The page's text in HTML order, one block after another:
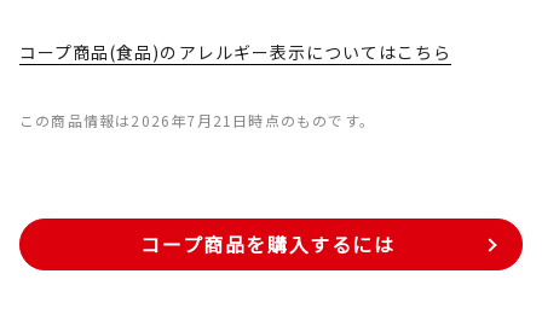
コープ商品(食品)のアレルギー表示についてはこちら
この商品情報は2026年7月21日時点のものです。
コープ商品を購入するには